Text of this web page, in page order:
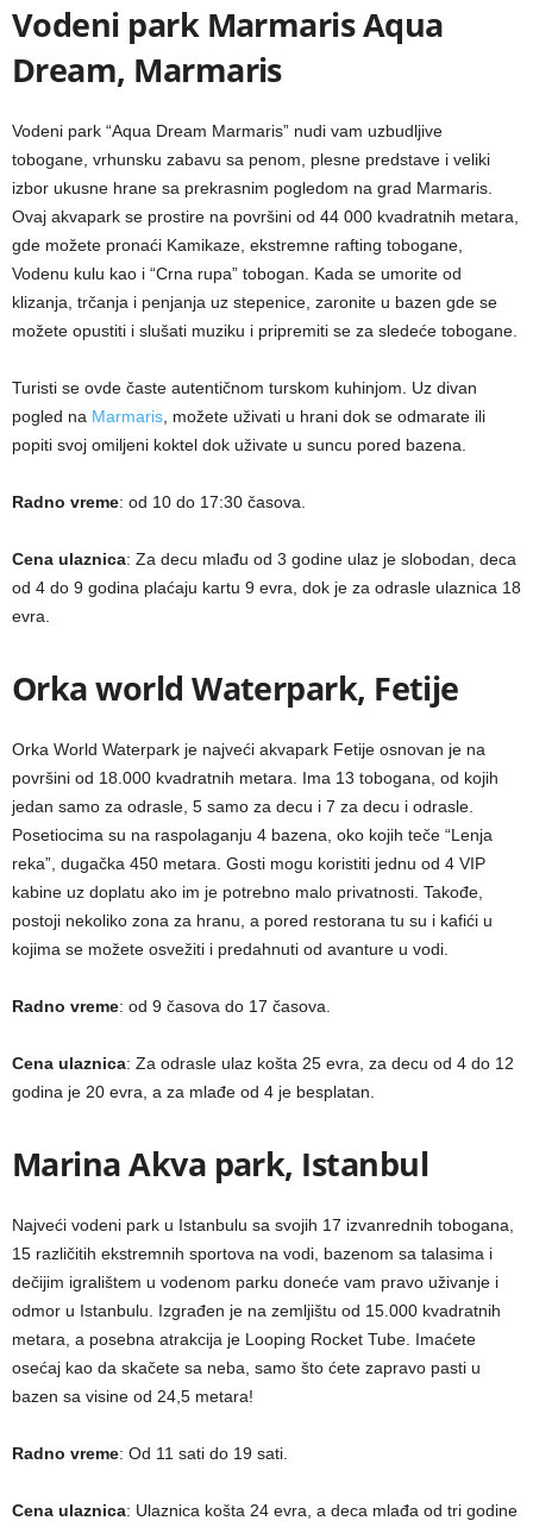
Vodeni park Marmaris Aqua
Dream, Marmaris
Vodeni park “Aqua Dream Marmaris” nudi vam uzbudljive
tobogane, vrhunsku zabavu sa penom, plesne predstave i veliki
izbor ukusne hrane sa prekrasnim pogledom na grad Marmaris.
Ovaj akvapark se prostire na površini od 44 000 kvadratnih metara,
gde možete pronaći Kamikaze, ekstremne rafting tobogane,
Vodenu kulu kao i “Crna rupa” tobogan. Kada se umorite od
klizanja, trčanja i penjanja uz stepenice, zaronite u bazen gde se
možete opustiti i slušati muziku i pripremiti se za sledeće tobogane.
Turisti se ovde časte autentičnom turskom kuhinjom. Uz divan
pogled na Marmaris , možete uživati u hrani dok se odmarate ili
popiti svoj omiljeni koktel dok uživate u suncu pored bazena.
Radno vreme: od 10 do 17:30 časova.
Cena ulaznica: Za decu mlađu od 3 godine ulaz je slobodan, deca
od 4 do 9 godina plaćaju kartu 9 evra, dok je za odrasle ulaznica 18
evra.
Orka world Waterpark, Fetije
Orka World Waterpark je najveći akvapark Fetije osnovan je na
površini od 18.000 kvadratnih metara. Ima 13 tobogana, od kojih
jedan samo za odrasle, 5 samo za decu i 7 za decu i odrasle.
Posetiocima su na raspolaganju 4 bazena, oko kojih teče “Lenja
reka”, dugačka 450 metara. Gosti mogu koristiti jednu od 4 VIP
kabine uz doplatu ako im je potrebno malo privatnosti. Takođe,
postoji nekoliko zona za hranu, a pored restorana tu su i kafići u
kojima se možete osvežiti i predahnuti od avanture u vodi.
Radno vreme: od 9 časova do 17 časova.
Cena ulaznica: Za odrasle ulaz košta 25 evra, za decu od 4 do 12
godina je 20 evra, a za mlađe od 4 je besplatan.
Marina Akva park, Istanbul
Najveći vodeni park u Istanbulu sa svojih 17 izvanrednih tobogana,
15 različitih ekstremnih sportova na vodi, bazenom sa talasima i
dečijim igralištem u vodenom parku doneće vam pravo uživanje i
odmor u Istanbulu. Izgrađen je na zemljištu od 15.000 kvadratnih
metara, a posebna atrakcija je Looping Rocket Tube. Imaćete
osećaj kao da skačete sa neba, samo što ćete zapravo pasti u
bazen sa visine od 24,5 metara!
Radno vreme: Od 11 sati do 19 sati.
Cena ulaznica: Ulaznica košta 24 evra, a deca mlađa od tri godine